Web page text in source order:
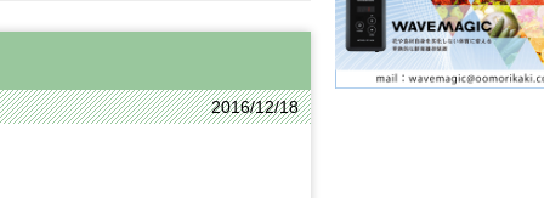
2016/12/18